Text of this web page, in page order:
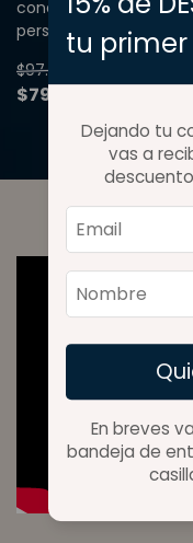
conductuales para
personalizados.
$97.500
$79.000
tu primer
Dejando tu
vas a
En breves
bandeja de